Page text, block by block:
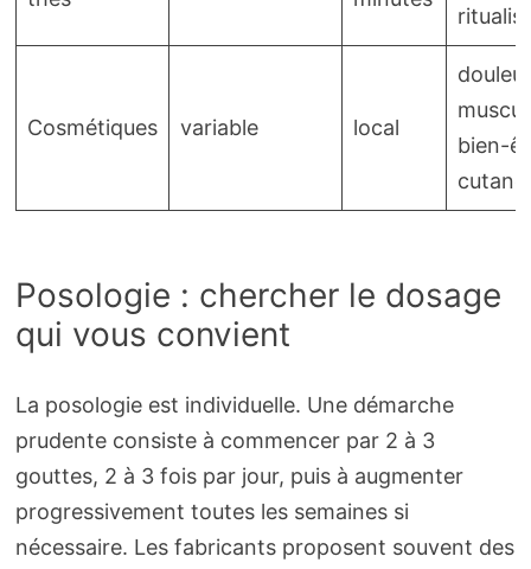
Cosmétiques variable local
bien-
cutané
Posologie : chercher le dosage
qui vous convient
La posologie est individuelle. Une démarche
prudente consiste à commencer par 2 à 3
gouttes, 2 à 3 fois par jour, puis à augmenter
progressivement toutes les semaines si
nécessaire. Les fabricants proposent souvent des